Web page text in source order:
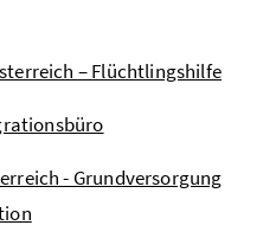
– Flüchtlingshilfe
- Grundversorgung